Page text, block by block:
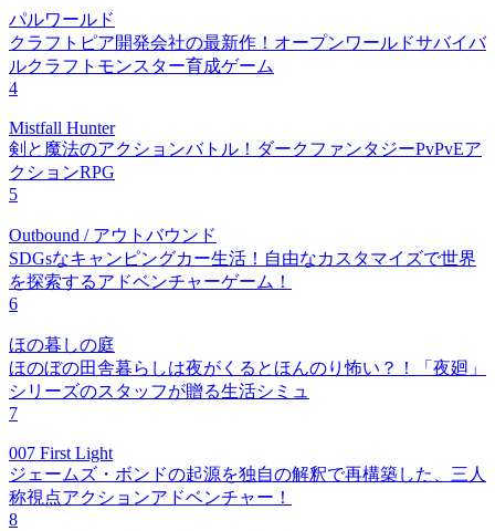
パルワールド
クラフトピア開発会社の最新作！オープンワールドサバイバ
ルクラフトモンスター育成ゲーム
4
Mistfall Hunter
剣と魔法のアクションバトル！ダークファンタジーPvPvEア
クションRPG
5
Outbound / アウトバウンド
SDGsなキャンピングカー生活！自由なカスタマイズで世界
を探索するアドベンチャーゲーム！
6
ほの暮しの庭
ほのぼの田舎暮らしは夜がくるとほんのり怖い？！「夜廻」
シリーズのスタッフが贈る生活シミュ
7
007 First Light
ジェームズ・ボンドの起源を独自の解釈で再構築した、三人
称視点アクションアドベンチャー！
8